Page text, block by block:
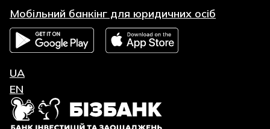
Мобільний банкінг для юридичних осіб
UA
EN